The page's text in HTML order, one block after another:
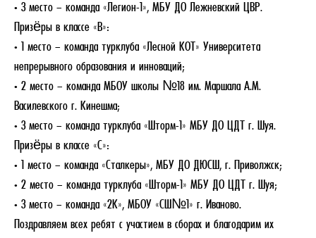
• 3 место – команда «Легион-1», МБУ ДО Лежневский ЦВР.
Призёры в классе «В»:
• 1 место – команда турклуба «Лесной КОТ» Университета
непрерывного образования и инноваций;
• 2 место – команда МБОУ школы №18 им. Маршала А.М.
Василевского г. Кинешма;
• 3 место – команда турклуба «Шторм-1» МБУ ДО ЦДТ г. Шуя.
Призёры в классе «С»:
• 1 место – команда «Сталкеры», МБУ ДО ДЮСШ, г. Приволжск;
• 2 место – команда турклуба «Шторм-1» МБУ ДО ЦДТ г. Шуя;
• 3 место – команда «2К», МБОУ «СШ№1» г. Иваново.
Поздравляем всех ребят с участием в сборах и благодарим их